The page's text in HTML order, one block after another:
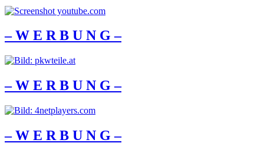
– W Ε R Β U Ν G –
– W Ε R Β U Ν G –
– W Ε R Β U Ν G –